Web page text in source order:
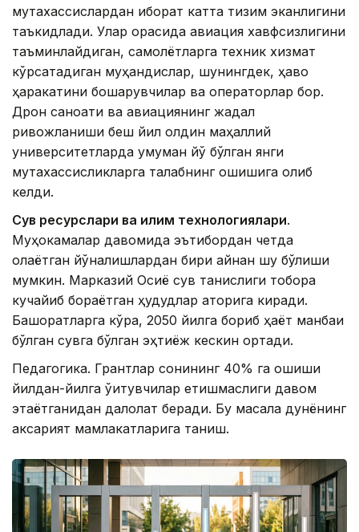
мутахассислардан иборат катта тизим эканлигини
таъкидлади. Улар орасида авиация хавфсизлигини
таъминлайдиган, самолётларга техник хизмат
кўрсатадиган муҳандислар, шунингдек, ҳаво
ҳаракатини бошқарувчилар ва операторлар бор.
Дрон саноати ва авиациянинг жадал
ривожланиши беш йил олдин маҳаллий
университетларда умуман йўқ бўлган янги
мутахассисликларга талабнинг ошишига олиб
келди.
Сув ресурслари ва иқлим технологиялари.
Муҳокамалар давомида эътибордан четда
қолаётган йўналишлардан бири айнан шу бўлиши
мумкин. Марказий Осиё сув танқислиги тобора
кучайиб бораётган ҳудудлар қаторига киради.
Башоратларга кўра, 2050 йилга бориб ҳаёт манбаи
бўлган сувга бўлган эҳтиёж кескин ортади.
Педагогика. Грантлар сонининг 40% га ошиши
йилдан-йилга ўқитувчилар етишмаслиги давом
этаётганидан далолат беради. Бу масала дунёнинг
аксарият мамлакатларига таниш.